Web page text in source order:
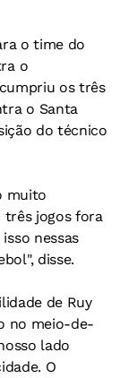
o time do
o
os três
o Santa
do técnico
muito
três jogos fora
nessas
disse.
de Ruy
no meio-de-
lado
O